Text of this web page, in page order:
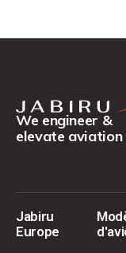
We engineer &
elevate aviation
Jabiru
Europe